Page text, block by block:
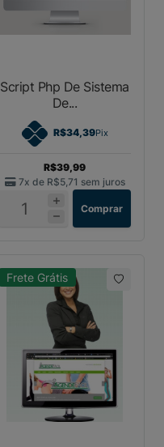
Script Php De Sistema
De...
R$34,39Pix
R$39,99
7x de R$5,71 sem juros
Comprar
Frete Grátis